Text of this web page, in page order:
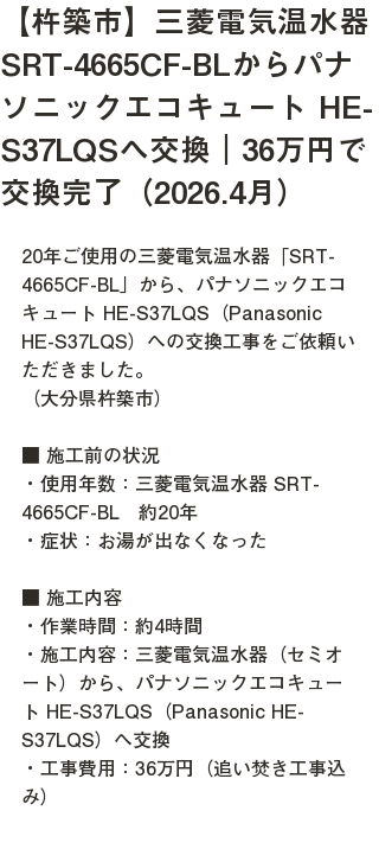
【杵築市】三菱電気温水器
SRT-4665CF-BLからパナ
ソニックエコキュート HE-
S37LQSへ交換｜36万円で
交換完了（2026.4月）
20年ご使用の三菱電気温水器「SRT-
4665CF-BL」から、パナソニックエコ
キュート HE-S37LQS（Panasonic
HE-S37LQS）への交換工事をご依頼い
ただきました。
（大分県杵築市）
■ 施工前の状況
・使用年数： 三菱電気温水器 SRT-
4665CF-BL　約20年
・症状：お湯が出なくなった
■ 施工内容
・作業時間：約4時間
・施工内容：三菱電気温水器（セミオ
ート）から、パナソニックエコキュー
ト HE-S37LQS（Panasonic HE-
S37LQS）へ交換
・工事費用：36万円（追い焚き工事込
み）